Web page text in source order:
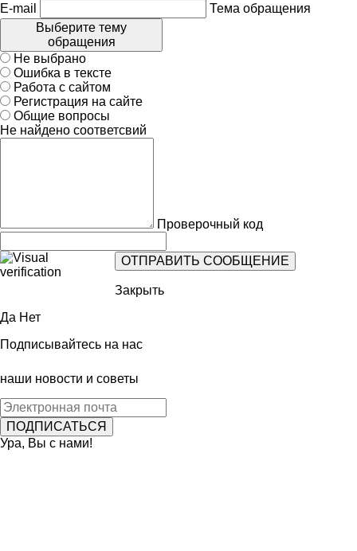
E-mail
Тема обращения
Выберите тему
обращения
Не выбрано
Ошибка в тексте
Работа с сайтом
Регистрация на сайте
Общие вопросы
Не найдено соответсвий
Проверочный код
Закрыть
Да Нет
Подписывайтесь на нас
наши новости и советы
Ура, Вы с нами!